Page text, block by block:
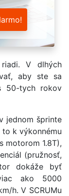
V dlhých
aby ste sa
50-tych rokov
jednom šprinte
k výkonnému
motorom 1.8T),
(pružnosť,
dokáže byť
ako 5000
h. V SCRUMu